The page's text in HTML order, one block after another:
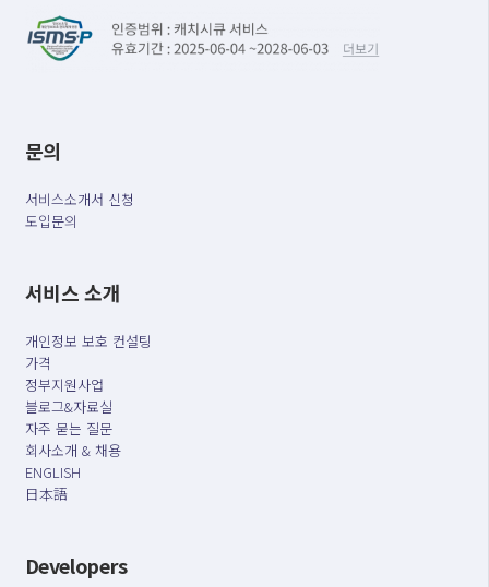
문의
서비스소개서 신청
도입문의
서비스 소개
개인정보 보호 컨설팅
가격
정부지원사업
블로그&자료실
자주 묻는 질문
회사소개 & 채용
ENGLISH
日本語
Developers